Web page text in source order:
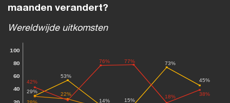
maanden verandert?
Wereldwijde uitkomsten